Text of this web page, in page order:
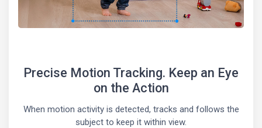
Precise Motion Tracking. Keep an Eye
on the Action
When motion activity is detected, tracks and follows the
subject to keep it within view.